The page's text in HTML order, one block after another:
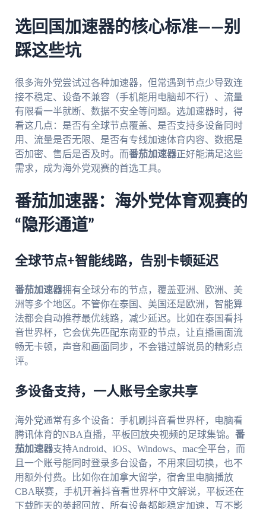
选回国加速器的核心标准——别
踩这些坑
很多海外党尝试过各种加速器，但常遇到节点少导致连
接不稳定、设备不兼容（手机能用电脑却不行）、流量
有限看一半就断、数据不安全等问题。选加速器时，得
看这几点：是否有全球节点覆盖、是否支持多设备同时
用、流量是否无限、是否有专线加速体育内容、数据是
否加密、售后是否及时。而番茄加速器正好能满足这些
需求，成为海外党观赛的首选工具。
番茄加速器：海外党体育观赛的
“隐形通道”
全球节点+智能线路，告别卡顿延迟
番茄加速器拥有全球分布的节点，覆盖亚洲、欧洲、美
洲等多个地区。不管你在泰国、美国还是欧洲，智能算
法都会自动推荐最优线路，减少延迟。比如在泰国看抖
音世界杯，它会优先匹配东南亚的节点，让直播画面流
畅无卡顿，声音和画面同步，不会错过解说员的精彩点
评。
多设备支持，一人账号全家共享
海外党通常有多个设备：手机刷抖音看世界杯，电脑看
腾讯体育的NBA直播，平板回放央视频的足球集锦。 番
茄加速器支持Android、iOS、Windows、mac全平台，而
且一个账号能同时登录多台设备，不用来回切换，也不
用额外付费。比如你在加拿大留学，宿舍里电脑播放
CBA联赛，手机开着抖音看世界杯中文解说，平板还在
下载昨天的英超回放，所有设备都能稳定加速，互不影